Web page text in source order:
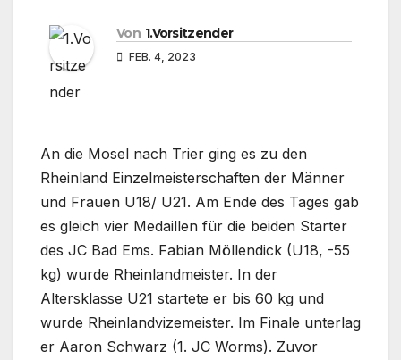
Von 1.Vorsitzender
FEB. 4, 2023
An die Mosel nach Trier ging es zu den
Rheinland Einzelmeisterschaften der Männer
und Frauen U18/ U21. Am Ende des Tages gab
es gleich vier Medaillen für die beiden Starter
des JC Bad Ems. Fabian Möllendick (U18, -55
kg) wurde Rheinlandmeister. In der
Altersklasse U21 startete er bis 60 kg und
wurde Rheinlandvizemeister. Im Finale unterlag
er Aaron Schwarz (1. JC Worms). Zuvor